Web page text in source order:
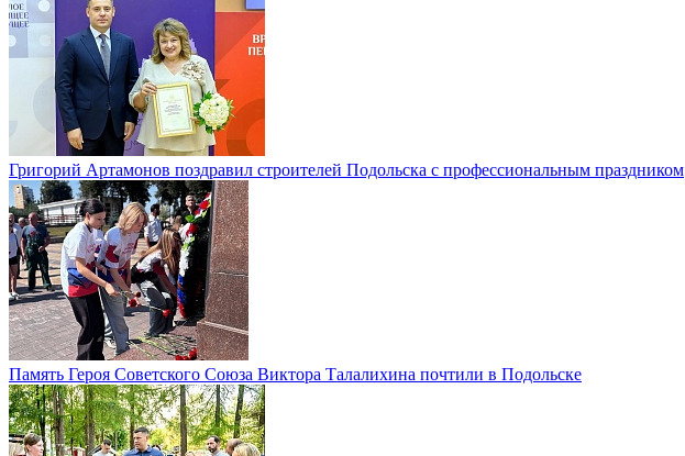
Григорий Артамонов поздравил строителей Подольска с профессиональным праздником
Память Героя Советского Союза Виктора Талалихина почтили в Подольске